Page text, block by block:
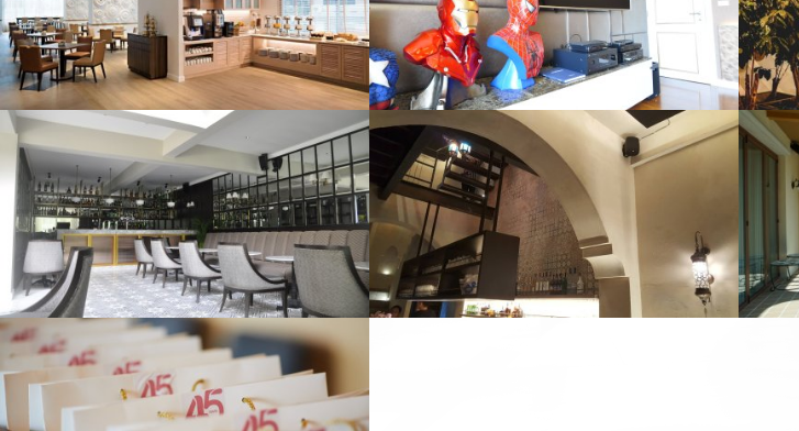
4827 View
6052 View
ASRAY SILOM
4823 View
TOSCANA VALLEY KHAOYAI
6542 View